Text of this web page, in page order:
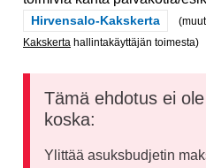
Rajaa tulokset teeman
Hirvensalo-Kakskerta
Kakskerta hallintakäyttäjän toimesta)
Tämä ehdotus ei
koska:
Ylittää asuksbudjetin